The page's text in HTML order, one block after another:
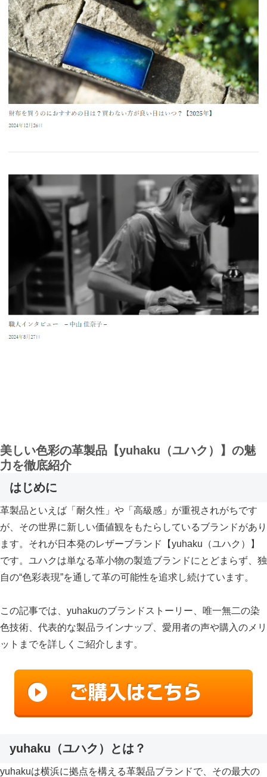
美しい色彩の革製品【yuhaku（ユハク）】の魅
力を徹底紹介
はじめに
革製品といえば「耐久性」や「高級感」が重視されがちです
が、その世界に新しい価値観をもたらしているブランドがあり
ます。それが日本発のレザーブランド【yuhaku（ユハク）】
です。ユハクは単なる革小物の製造ブランドにとどまらず、独
自の“色彩表現”を通して革の可能性を追求し続けています。
この記事では、yuhakuのブランドストーリー、唯一無二の染
色技術、代表的な製品ラインナップ、愛用者の声や購入のメリ
ットまでを詳しくご紹介します。
yuhaku（ユハク）とは？
yuhakuは横浜に拠点を構える革製品ブランドで、その最大の